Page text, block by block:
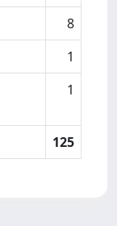
8
1
1
125